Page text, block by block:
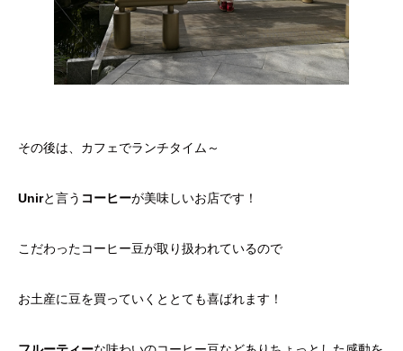
その後は、カフェでランチタイム～
Unirと言う コーヒーが美味しいお店です！
こだわったコーヒー豆が取り扱われているので
お土産に豆を買っていくととても喜ばれます！